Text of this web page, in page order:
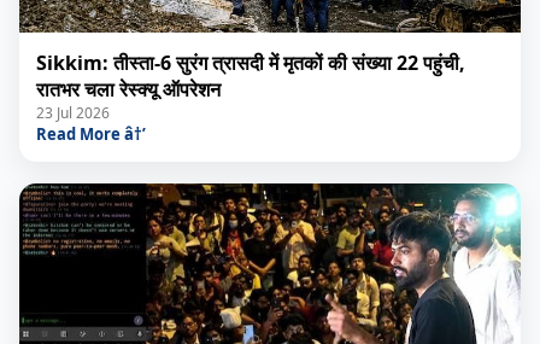
Sikkim: तीस्ता-6 सुरंग त्रासदी में मृतकों की संख्या 22 पहुंची,
रातभर चला रेस्क्यू ऑपरेशन
23 Jul 2026
Read More â†’